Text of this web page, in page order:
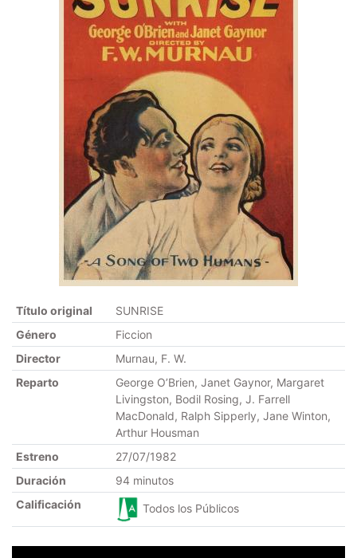
Título original
SUNRISE
Género
Ficcion
Director
Murnau, F. W.
Reparto
George O’Brien, Janet Gaynor, Margaret
Livingston, Bodil Rosing, J. Farrell
MacDonald, Ralph Sipperly, Jane Winton,
Arthur Housman
Estreno
27/07/1982
Duración
94 minutos
Calificación
Todos los Públicos